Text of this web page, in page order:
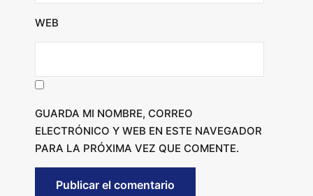
WEB
GUARDA MI NOMBRE, CORREO
ELECTRÓNICO Y WEB EN ESTE NAVEGADOR
PARA LA PRÓXIMA VEZ QUE COMENTE.